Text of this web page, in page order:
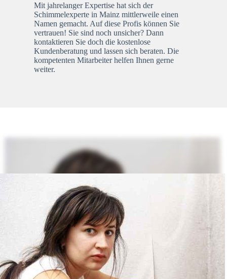
Mit jahrelanger Expertise hat sich der
Schimmelexperte in Mainz mittlerweile einen
Namen gemacht. Auf diese Profis können Sie
vertrauen! Sie sind noch unsicher? Dann
kontaktieren Sie doch die kostenlose
Kundenberatung und lassen sich beraten. Die
kompetenten Mitarbeiter helfen Ihnen gerne
weiter.